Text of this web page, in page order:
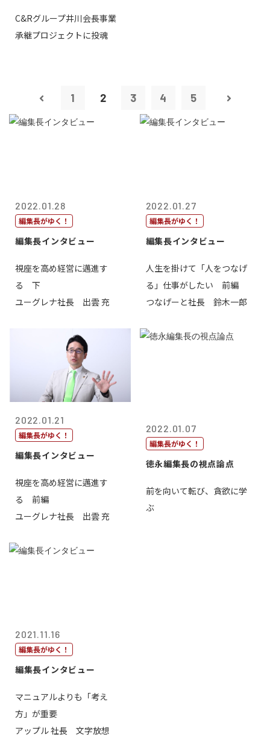
C&Rグループ井川会長事業
承継プロジェクトに投魂
1 2 3 4 5
2022.01.28
編集長がゆく！
編集長インタビュー
視座を高め経営に邁進す
る 下
ユーグレナ社長 出雲 充
2022.01.27
編集長がゆく！
編集長インタビュー
人生を掛けて「人をつなげ
る」仕事がしたい 前編
つなげーと社長 鈴木一郎
2022.01.21
編集長がゆく！
編集長インタビュー
視座を高め経営に邁進す
る 前編
ユーグレナ社長 出雲 充
2022.01.07
編集長がゆく！
徳永編集長の視点論点
前を向いて転び、貪欲に学
ぶ
2021.11.16
編集長がゆく！
編集長インタビュー
マニュアルよりも「考え
方」が重要
アップル 社長 文字放想